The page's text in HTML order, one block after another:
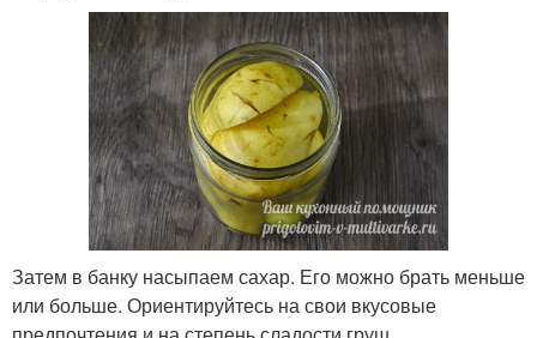
Затем в банку насыпаем сахар. Его можно брать меньше
или больше. Ориентируйтесь на свои вкусовые